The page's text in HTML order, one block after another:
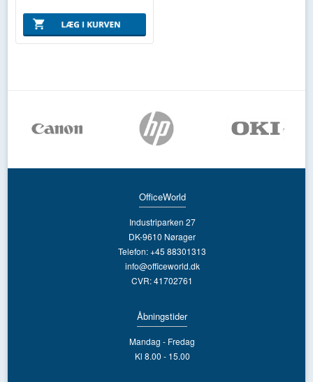
OfficeWorld
Industriparken 27
DK-9610 Nørager
Telefon: +45 88301313
info@officeworld.dk
CVR: 41702761
Åbningstider
Mandag - Fredag
Kl 8.00 - 15.00